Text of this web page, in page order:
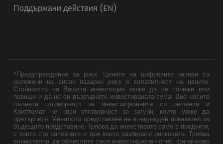
Поддържани действия (EN)
*Предупреждение за риск: Цените на цифровите активи са
изложени на висок пазарен риск и волатилност на цените.
Стойността на Вашата инвестиция може да се понижи или
повиши и да не си възвърнете инвестираната сума. Вие носите
пълната отговорност за инвестиционните си решения и
Криптомат не носи отговорност за загуби, които може да
претърпите. Миналото представяне не е надежден показател за
бъдещото представяне. Трябва да инвестирате само в продукти,
с които сте запознати и при които разбирате рисковете. Трябва
внимателно да обмислите своя инвестиционен опит, финансово